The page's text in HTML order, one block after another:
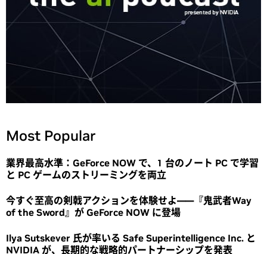
Most Popular
業界最高水準：GeForce NOW で、1 台のノート PC で学習
と PC ゲームのストリーミングを両立
今すぐ至高の剣戟アクションを体験せよ――『鬼武者Way
of the Sword』が GeForce NOW に登場
Ilya Sutskever 氏が率いる Safe Superintelligence Inc. と
NVIDIA が、長期的な戦略的パートナーシップを発表